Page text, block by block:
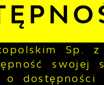
Sp.
swojej
dostępności